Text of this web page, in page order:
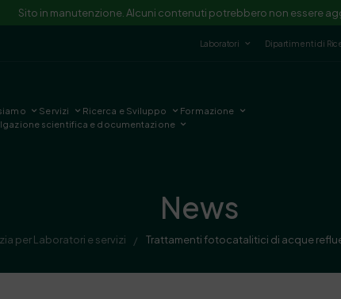
Sito in manutenzione. Alcuni contenuti potrebbero non essere
Laboratori Dipartimenti di
Servizi Ricerca e Sviluppo
Formazione
scientifica e documentazione
News
per Laboratori e servizi / Trattamenti fotocatalitici di acque